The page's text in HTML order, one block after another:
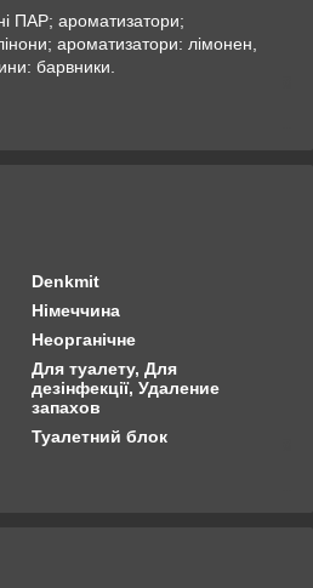
ПАР; ароматизатори;
ароматизатори: лімонен,
барвники.
Denkmit
Німеччина
Неорганічне
Для туалету, Для
дезінфекції, Удаление
запахов
Туалетний блок